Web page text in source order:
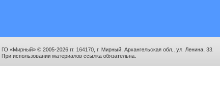
ГО «Мирный» © 2005-2026 гг. 164170, г. Мирный, Архангельская обл., ул. Ленина, 33.
При использовании материалов ссылка обязательна.